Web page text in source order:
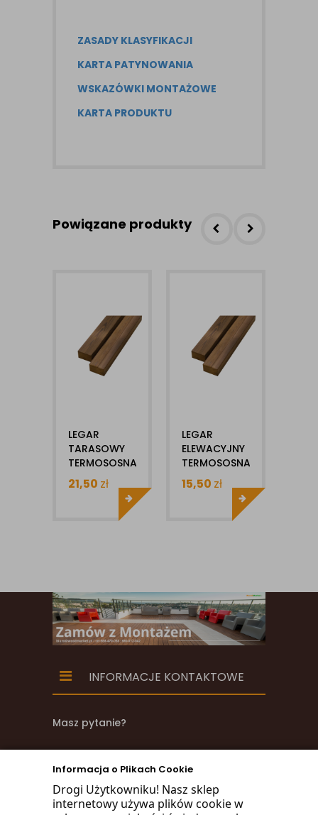
Informacja o Plikach Cookie
Drogi Użytkowniku! Nasz sklep
internetowy używa plików cookie w
ZASADY KLASYFIKACJI
KARTA PATYNOWANIA
WSKAZÓWKI MONTAŻOWE
KARTA PRODUKTU
Powiązane produkty
LEGAR
TARASOWY
TERMOSOSNA
LUNAWOOD
32X68MM
21,50 zł
LEGAR
ELEWACYJNY
TERMOSOSNA
THERMORY
26X68MM
15,50 zł
INFORMACJE KONTAKTOWE
Masz pytanie?
zadzwoń
668 470 038
660 072 042